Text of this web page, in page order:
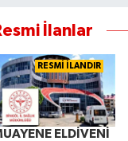
İlanlar
RESMİ İLANDIR
ELDİVENİ